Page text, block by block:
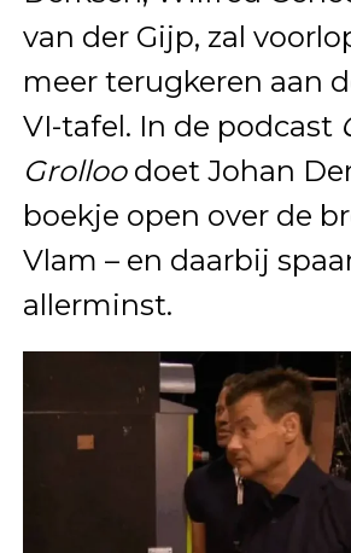
van der Gijp, zal
meer terugkeren aan
VI-tafel. In de podcast
Grolloodoet Johan
boekje open over de
Vlam – en daarbij
allerminst.